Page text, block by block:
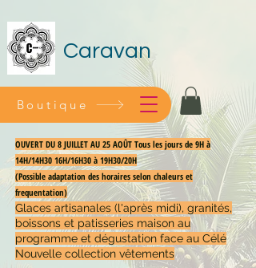
Caravan
OUVERT DU 8 JUILLET AU 25 AOÛT Tous les jours de 9H à
14H/14H30 16H/16H30 à 19H30/20H
(Possible adaptation des horaires selon chaleurs et
frequentation)
Glaces artisanales (l'après midi), granités,
boissons et patisseries maison au
programme et dégustation face au Célé
Nouvelle collection vêtements
Boutique